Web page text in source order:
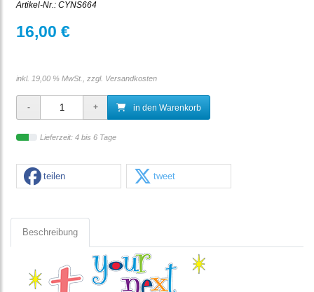
Artikel-Nr.: CYNS664
16,00 €
inkl. 19,00 % MwSt., zzgl. Versandkosten
in den Warenkorb
Lieferzeit: 4 bis 6 Tage
teilen tweet
Beschreibung